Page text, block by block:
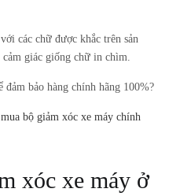
các chữ được khắc trên sản
giác giống chữ in chìm.
bảo hàng chính hãng 100%?
bộ giảm xóc xe máy chính
xóc xe máy ở